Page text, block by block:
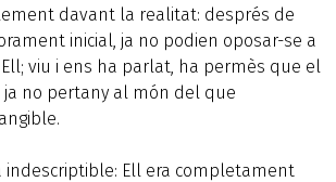
davant la realitat: després de
inicial, ja no podien oposar-se a
viu i ens ha parlat, ha permès que el
no pertany al món del que
indescriptible: Ell era completament